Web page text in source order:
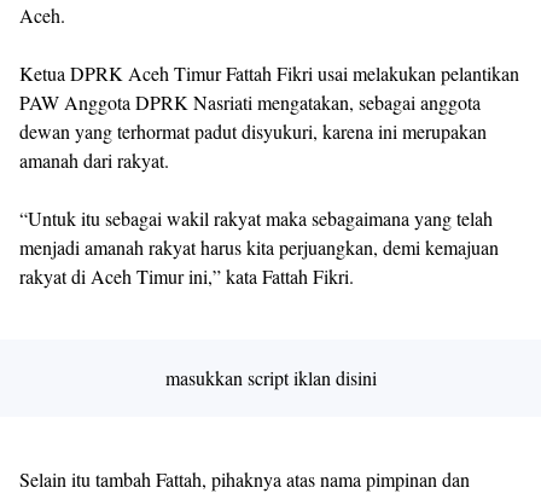
Aceh.
Ketua DPRK Aceh Timur Fattah Fikri usai melakukan pelantikan
PAW Anggota DPRK Nasriati mengatakan, sebagai anggota
dewan yang terhormat padut disyukuri, karena ini merupakan
amanah dari rakyat.
“Untuk itu sebagai wakil rakyat maka sebagaimana yang telah
menjadi amanah rakyat harus kita perjuangkan, demi kemajuan
rakyat di Aceh Timur ini,” kata Fattah Fikri.
masukkan script iklan disini
Selain itu tambah Fattah, pihaknya atas nama pimpinan dan